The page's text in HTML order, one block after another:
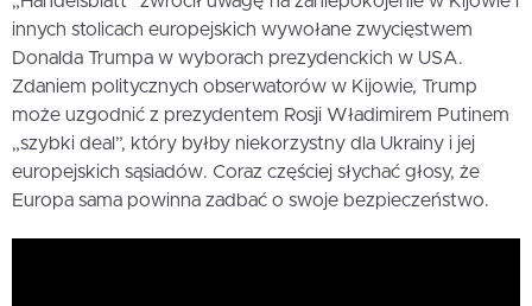
innych stolicach europejskich wywołane zwycięstwem
Donalda Trumpa w wyborach prezydenckich w USA.
Zdaniem politycznych obserwatorów w Kijowie, Trump
może uzgodnić z prezydentem Rosji Władimirem Putinem
„szybki deal”, który byłby niekorzystny dla Ukrainy i jej
europejskich sąsiadów. Coraz częściej słychać głosy, że
Europa sama powinna zadbać o swoje bezpieczeństwo.